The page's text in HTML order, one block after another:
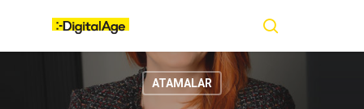
content
ATAMALAR